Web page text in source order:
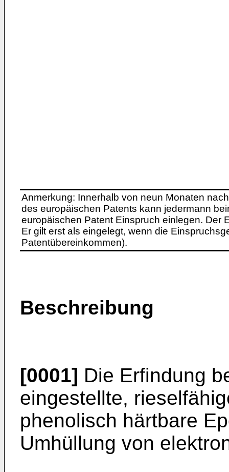
Anmerkung: Innerhalb von neun Monaten
des europäischen Patents kann jedermann
europäischen Patent Einspruch einlegen. Der
Er gilt erst als eingelegt, wenn die
Patentübereinkommen).
Beschreibung
[0001] Die Erfindung
eingestellte,
phenolisch härtbare
Umhüllung von